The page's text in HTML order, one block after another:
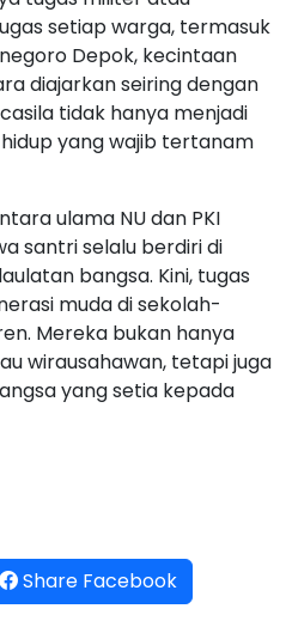
setiap warga, termasuk
Depok, kecintaan
diajarkan seiring dengan
tidak hanya menjadi
yang wajib tertanam
ulama NU dan PKI
santri selalu berdiri di
bangsa. Kini, tugas
muda di sekolah-
Mereka bukan hanya
wirausahawan, tetapi juga
yang setia kepada
Share Facebook